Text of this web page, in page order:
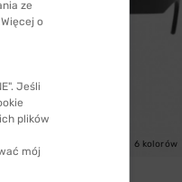
24H 6 kolorów
ze
o
Jeśli
plików
mój